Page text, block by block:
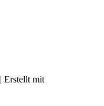
Erstellt mit